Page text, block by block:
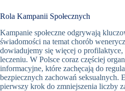
Rola Kampanii Społecznych
Kampanie społeczne odgrywają
świadomości na temat chorób
dowiadujemy się więcej o profilaktyce,
leczeniu. W Polsce coraz częściej
informacyjne, które zachęcają do
bezpiecznych zachowań seksualnych.
pierwszy krok do zmniejszenia liczby